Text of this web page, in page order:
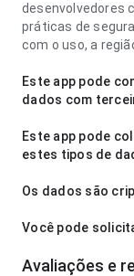
desenvolvedores
práticas de
com o uso, a
Este app pode
dados com
Este app pode
estes tipos de
Os dados são
Você pode
Avaliações e